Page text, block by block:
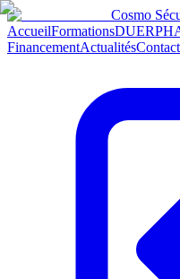
Cosmo
AccueilFormationsDUERP
FinancementActualitésContact